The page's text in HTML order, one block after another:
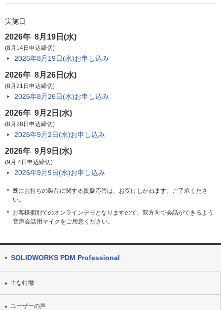
実施日
2026年 8月19日(水)
(8月14日申込締切)
2026年8月19日(水)お申し込み
2026年 8月26日(水)
(8月21日申込締切)
2026年8月26日(水)お申し込み
2026年 9月2日(水)
(8月28日申込締切)
2026年9月2日(水)お申し込み
2026年 9月9日(水)
(9月 4日申込締切)
2026年9月9日(水)お申し込み
＊ 既にお持ちの製品に関する質疑応答は、お受けしかねます。ご了承くださ
い。
＊ お客様個別でのオンラインデモとなりますので、双方向で会話ができるよう
音声会話用マイクをご用意ください。
SOLIDWORKS PDM Professional
主な特徴
ユーザーの声